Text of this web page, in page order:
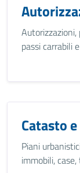
Autorizzazioni,
passi carrabili
Catasto
Piani
immobili,